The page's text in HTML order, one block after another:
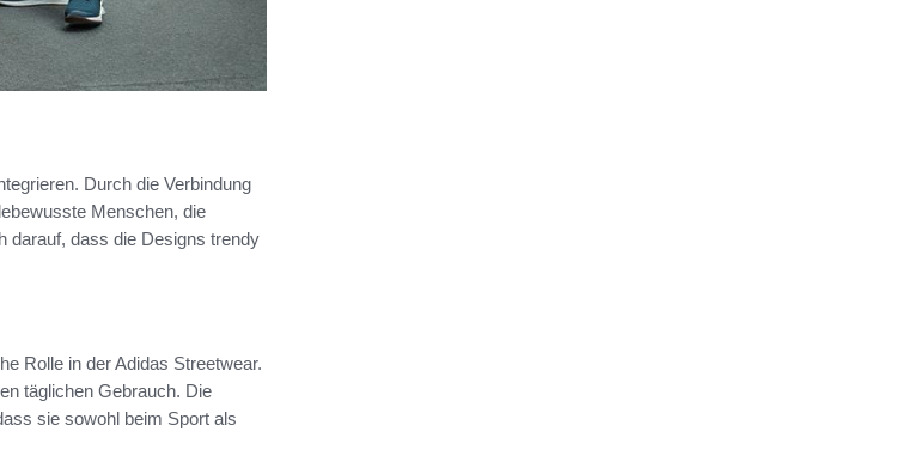
Durch die Verbindung
Menschen, die
darauf, dass die Designs trendy
Rolle in der Adidas Streetwear.
täglichen Gebrauch. Die
sie sowohl beim Sport als